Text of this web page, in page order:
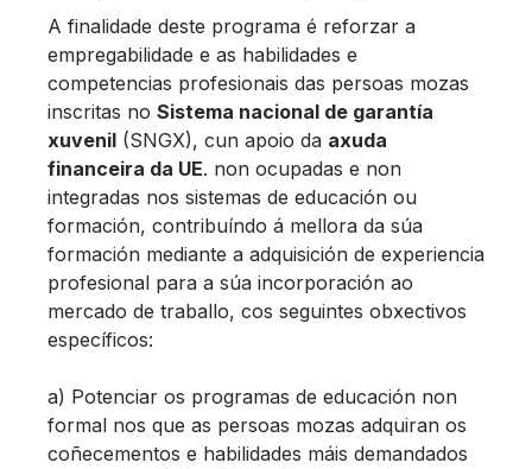
A finalidade deste programa é reforzar a
empregabilidade e as habilidades e
competencias profesionais das persoas mozas
inscritas no Sistema nacional de garantía
xuvenil (SNGX), cun apoio da axuda
financeira da UE. non ocupadas e non
integradas nos sistemas de educación ou
formación, contribuíndo á mellora da súa
formación mediante a adquisición de experiencia
profesional para a súa incorporación ao
mercado de traballo, cos seguintes obxectivos
específicos:
a) Potenciar os programas de educación non
formal nos que as persoas mozas adquiran os
coñecementos e habilidades máis demandados